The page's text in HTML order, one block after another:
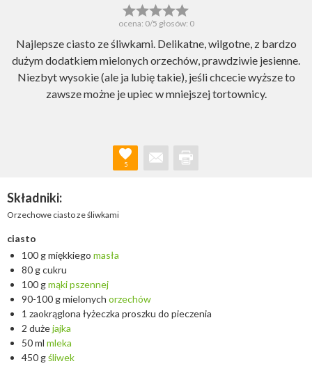
ocena: 0/5 głosów: 0
Najlepsze ciasto ze śliwkami. Delikatne, wilgotne, z bardzo
dużym dodatkiem mielonych orzechów, prawdziwie jesienne.
Niezbyt wysokie (ale ja lubię takie), jeśli chcecie wyższe to
zawsze możne je upiec w mniejszej tortownicy.
5
Składniki:
Orzechowe ciasto ze śliwkami
ciasto
100 g miękkiego masła
80 g cukru
100 gmąkipszennej
90-100 g mielonych orzechów
1 zaokrąglona łyżeczka proszku do pieczenia
2 dużejajka
50 ml mleka
450 gśliwek